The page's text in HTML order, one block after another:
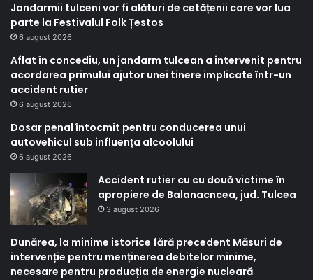
Jandarmii tulceni vor fi alături de cetățenii care vor lua
parte la Festivalul Folk Țestos
6 august 2026
Aflat în concediu, un jandarm tulcean a intervenit pentru
acordarea primului ajutor unei tinere implicate într-un
accident rutier
6 august 2026
Dosar penal întocmit pentru conducerea unui
autovehicul sub influența alcoolului
6 august 2026
Accident rutier cu cu două victime în
apropiere de Balanacncea, jud. Tulcea
3 august 2026
Dunărea, la minime istorice fără precedent Măsuri de
intervenție pentru menținerea debitelor minime,
necesare pentru producția de energie nucleară